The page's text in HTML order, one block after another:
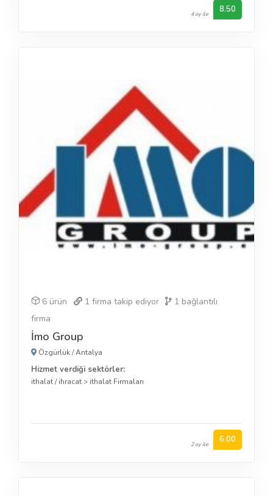
4 oy ile 8.50
6 ürün 1 firma takip ediyor 1 bağlantılı
firma
İmo Group
Özgürlük/Antalya
Hizmet verdiği sektörler:
ithalat / ihracat> ithalat Firmaları
2 oy ile 6.00